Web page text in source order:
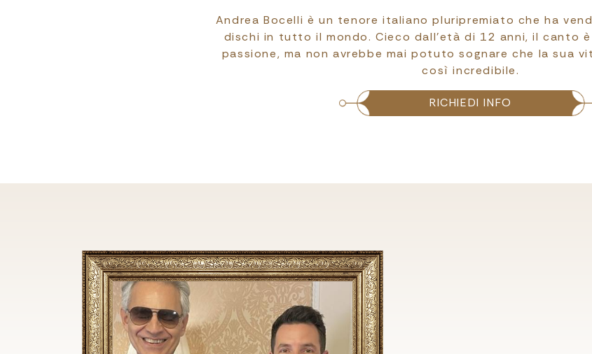
Andrea Bocelli è un tenore italiano pluripremiato che ha
dischi in tutto il mondo. Cieco dall'età di 12 anni, il canto
passione, ma non avrebbe mai potuto sognare che la sua
così incredibile.
RICHIEDI INFO